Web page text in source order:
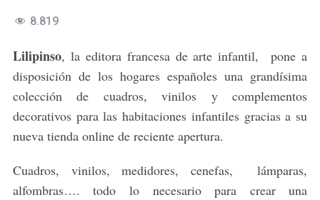
8.819
Lilipinso, la editora francesa de arte infantil, pone a
disposición de los hogares españoles una grandísima
colección de cuadros, vinilos y complementos
decorativos para las habitaciones infantiles gracias a su
nueva tienda online de reciente apertura.
Cuadros, vinilos, medidores, cenefas, lámparas,
alfombras…. todo lo necesario para crear una